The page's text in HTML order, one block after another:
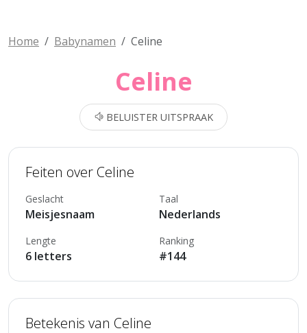
Home Babynamen Celine
Celine
BELUISTER UITSPRAAK
Feiten over Celine
Geslacht
Meisjesnaam
Taal
Nederlands
Lengte
6 letters
Ranking
#144
Betekenis van Celine